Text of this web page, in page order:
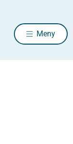
Meny